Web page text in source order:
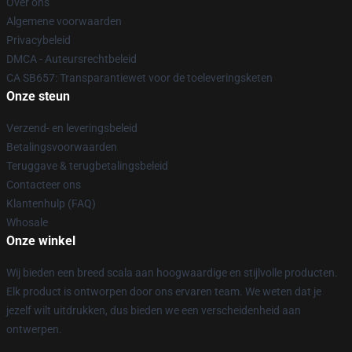
Algemene voorwaarden
Privacybeleid
DMCA - Auteursrechtbeleid
CA SB657: Transparantiewet voor de toeleveringsketen
Onze steun
Verzend- en leveringsbeleid
Betalingsvoorwaarden
Teruggave & terugbetalingsbeleid
Contacteer ons
Klantenhulp (FAQ)
Whosale
Onze winkel
Wij bieden een breed scala aan hoogwaardige en stijlvolle producten.
Elk product is ontworpen door ons ervaren team. We weten dat je
jezelf wilt uitdrukken, dus bieden we een verscheidenheid aan
ontwerpen.